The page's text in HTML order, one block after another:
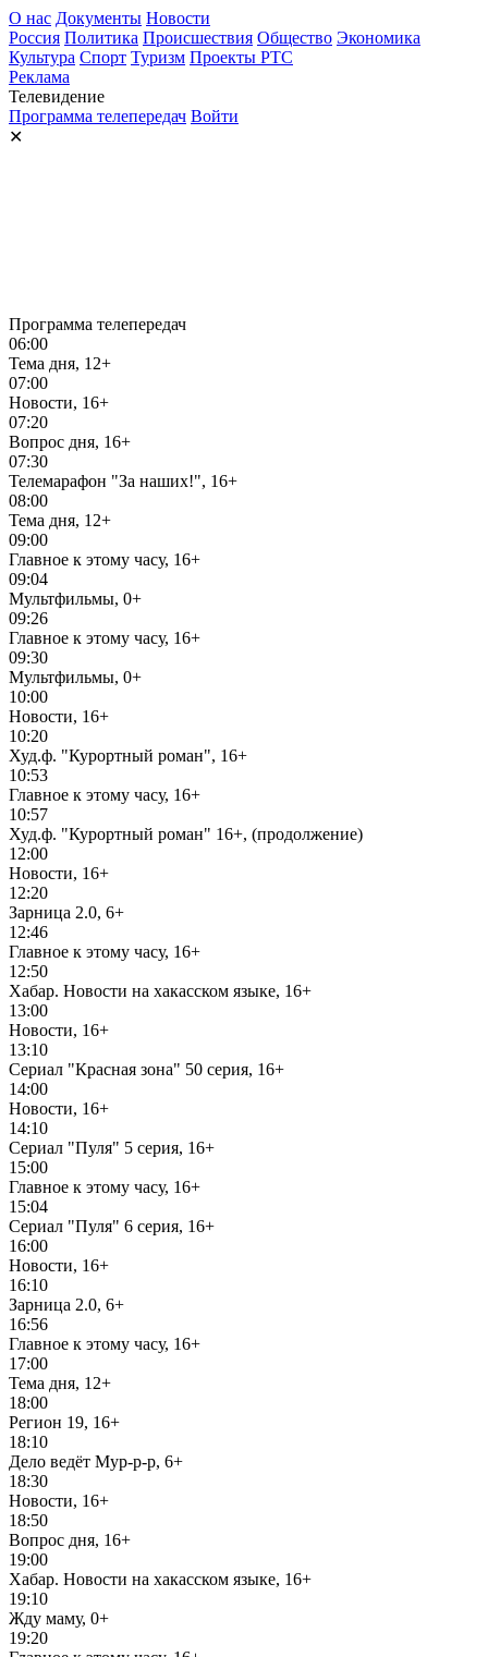
О нас Документы Новости
Россия Политика Происшествия Общество Экономика
Культура Спорт Туризм Проекты РТС
Реклама
Телевидение
Программа телепередач Войти
✕
Программа телепередач
06:00
Тема дня, 12+
07:00
Новости, 16+
07:20
Вопрос дня, 16+
07:30
Телемарафон "За наших!", 16+
08:00
Тема дня, 12+
09:00
Главное к этому часу, 16+
09:04
Мультфильмы, 0+
09:26
Главное к этому часу, 16+
09:30
Мультфильмы, 0+
10:00
Новости, 16+
10:20
Худ.ф. "Курортный роман", 16+
10:53
Главное к этому часу, 16+
10:57
Худ.ф. "Курортный роман" 16+, (продолжение)
12:00
Новости, 16+
12:20
Зарница 2.0, 6+
12:46
Главное к этому часу, 16+
12:50
Хабар. Новости на хакасском языке, 16+
13:00
Новости, 16+
13:10
Сериал "Красная зона" 50 серия, 16+
14:00
Новости, 16+
14:10
Сериал "Пуля" 5 серия, 16+
15:00
Главное к этому часу, 16+
15:04
Сериал "Пуля" 6 серия, 16+
16:00
Новости, 16+
16:10
Зарница 2.0, 6+
16:56
Главное к этому часу, 16+
17:00
Тема дня, 12+
18:00
Регион 19, 16+
18:10
Дело ведёт Мур-р-р, 6+
18:30
Новости, 16+
18:50
Вопрос дня, 16+
19:00
Хабар. Новости на хакасском языке, 16+
19:10
Жду маму, 0+
19:20